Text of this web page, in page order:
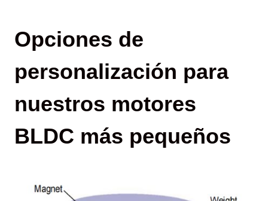
Opciones de
personalización para
nuestros motores
BLDC más pequeños